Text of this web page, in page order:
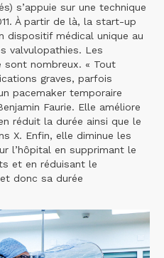
s’appuie sur une technique
À partir de là, la start-up
dispositif médical unique au
valvulopathies. Les
sont nombreux. « Tout
graves, parfois
pacemaker temporaire
Faurie. Elle améliore
réduit la durée ainsi que le
X. Enfin, elle diminue les
l’hôpital en supprimant le
et en réduisant le
donc sa durée